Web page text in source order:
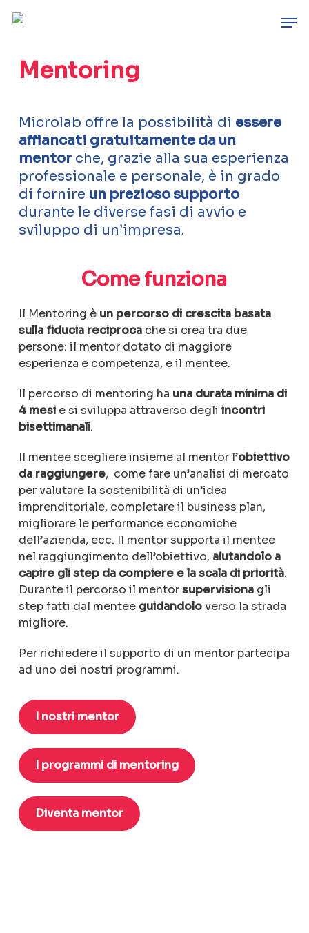
contentMentoring
Microlab offre la possibilità di essere
affiancati gratuitamente da un
mentorche, grazie alla sua esperienza
professionale e personale, è in grado
di fornire un prezioso supporto
durante le diverse fasi di avvio e
sviluppo di un’impresa.
Come funziona
Il Mentoring è un percorso di crescita basata
sulla fiducia reciprocache si crea tra due
persone: il mentor dotato di maggiore
esperienza e competenza, e il mentee.
Il percorso di mentoring ha una durata minima di
4 mesie si sviluppa attraverso degli incontri
bisettimanali.
Il mentee scegliere insieme al mentor l’obiettivo
da raggiungere, come fare un’analisi di mercato
per valutare la sostenibilità di un’idea
imprenditoriale, completare il business plan,
migliorare le performance economiche
dell’azienda, ecc. Il mentor supporta il mentee
nel raggiungimento dell’obiettivo, aiutandolo a
capire gli step da compiere e la scala di priorità.
Durante il percorso il mentorsupervisiona gli
step fatti dal mentee guidandoloverso la strada
migliore.
Per richiedere il supporto di un mentor partecipa
ad uno dei nostri programmi.
I nostri mentor
I programmi di mentoring
Diventa mentor